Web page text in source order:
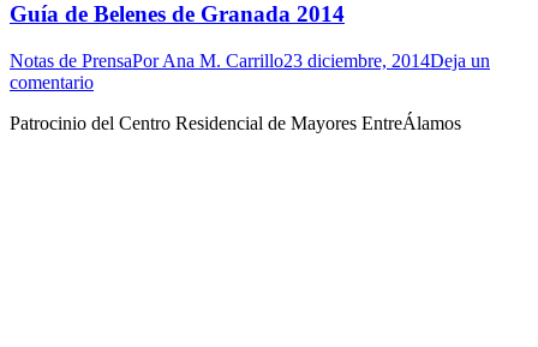
Guía de Belenes de Granada 2014
Notas de PrensaPorAna M. Carrillo23 diciembre, 2014Deja un
comentario
Patrocinio del Centro Residencial de Mayores EntreÁlamos